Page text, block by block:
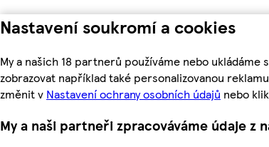
Nastavení soukromí a cookies
My a našich 18 partnerů používáme nebo
zobrazovat například také personalizovanou
změnit v Nastavení ochrany osobních údajů nebo
My a naši partneři zpracováváme údaje z